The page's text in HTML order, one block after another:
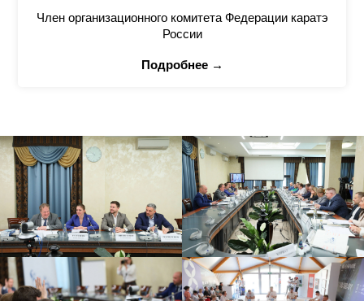
Член организационного комитета Федерации каратэ
России
Подробнее →